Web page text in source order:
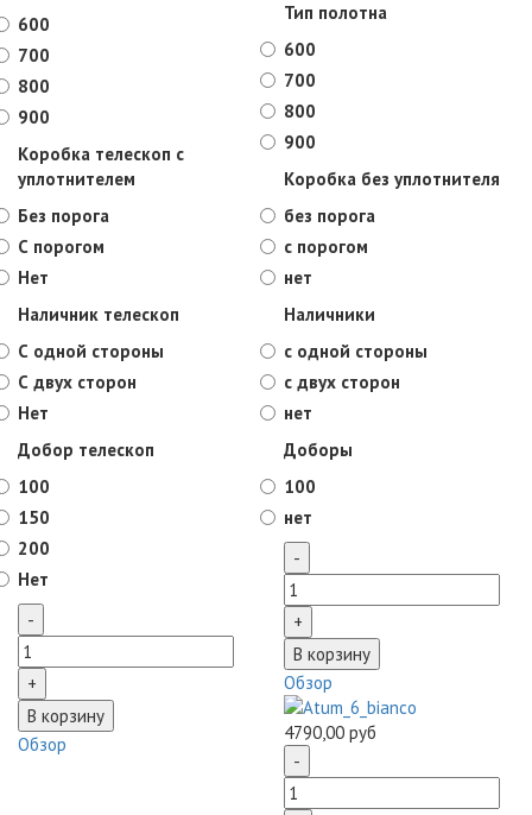
600
700
800
900
Коробка телескоп с
уплотнителем
Без порога
С порогом
Нет
Наличник телескоп
С одной стороны
С двух сторон
Нет
Добор телескоп
100
150
200
Нет
Обзор
Тип полотна
600
700
800
900
Коробка без уплотнителя
без порога
с порогом
нет
Наличники
с одной стороны
с двух сторон
нет
Доборы
100
нет
Обзор
4790,00 руб